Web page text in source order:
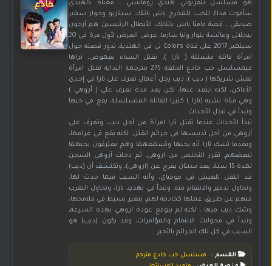
هو مسلسل تلفزيوني هندي رومانسي ، معناه بالهندي
سأموت فداءً للحب، للمخرج ياش باتتك، سيناريو وحوار سمير
صديقي ، قصة مامتا ياش باتنايك، الأبطال الرئيسين هم أرجون
بيجلاني وعائشة بنوار ونيا شارما، عرض العرض لأول مرة في 20
سبتمبر 2017 على قناة Colors تي في الهندية، تدور قصته حول
امرأة قاتلة متسللة ( تارا )، تقتل النساء بغموض، نراها
فيمسلسل حب خادع الحلقة 275 مترجمة البداية تقتل امرأة
تغش شريكها ( ديب )، ديب رجل أعمال تعرف على تارا في إحدى
الأماكن، لكنه ابتعد عنها، لكن بعد مدة تعرف على ( أروهي )
وهي فتاة تشبه (تارا ) كثيرا القاتلة المتسلسلة، يقع في حبها
وتبدأ في تبدل الأحداث .
تبدأ الأحداث عندما تقتل تارا امرأة من أجل ديب، وتعرف على
أروهي من أجل تدبيسها في جرائم القتل، لكنه يقع في غرامها،
وبعدما تشك تارا أنه يحبها وتسمعهما وهم يعترفون بحبهما
لبعضهم، تقرر التخلص من اروهي، ثم دخلت آروهي السجن
لمدة 15 سنة، بعد سنتان يفرج عن (اروهي)، وتكتشف أن (ديب)
قد انتقل للعيش في مومباي، وأنه السبب فيما حدث لها،
وتحاول تدمير والانتقام منه، وتبدأ في تهديد تارا، وتحاول التقرب
منهم عن طريق عملها كخادمة لهم، بتغير بسيط في ملامحها،
وشك ديب فيها ، لكنه لم يتوقع عودة اروهي بهذه السرعة،
وتبدأ في محولات الانتقام والمؤامرات، وقد يكون (ديب) هو
السبب في كل تلك الجرائم بالأخير .
القسم :
مسلسل حب خادع مترجم